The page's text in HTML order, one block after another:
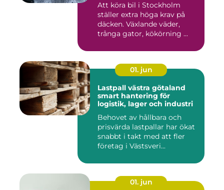
Att köra bil i Stockholm
ställer extra höga krav på
däcken. Växlande väder,
trånga gator, kökörning ...
01. jun
Lastpall västra götaland
smart hantering för
logistik, lager och industri
Behovet av hållbara och
prisvärda lastpallar har ökat
snabbt i takt med att fler
företag i Västsveri...
01. jun